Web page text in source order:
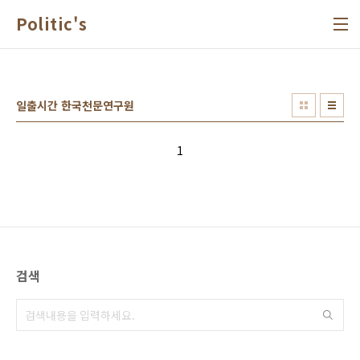
Politic's
일출시간 한국천문연구원
1
검색